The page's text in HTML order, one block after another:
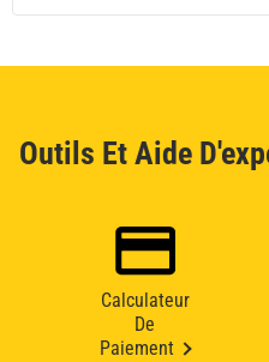
Outils Et Aide
Calculateur
De
Paiement